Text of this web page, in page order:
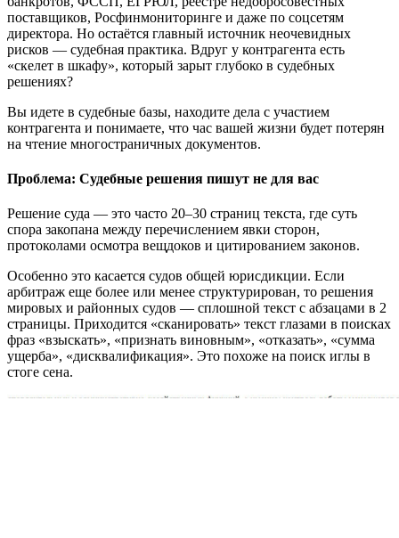
поставщиков, Росфинмониторинге и даже по соцсетям
директора. Но остаётся главный источник неочевидных
рисков — судебная практика. Вдруг у контрагента есть
«скелет в шкафу», который зарыт глубоко в судебных
решениях?
Вы идете в судебные базы, находите дела с участием
контрагента и понимаете, что час вашей жизни будет потерян
на чтение многостраничных документов.
Проблема: Судебные решения пишут не для вас
Решение суда — это часто 20–30 страниц текста, где суть
спора закопана между перечислением явки сторон,
протоколами осмотра вещдоков и цитированием законов.
Особенно это касается судов общей юрисдикции. Если
арбитраж еще более или менее структурирован, то решения
мировых и районных судов — сплошной текст с абзацами в 2
страницы. Приходится «сканировать» текст глазами в поисках
фраз «взыскать», «признать виновным», «отказать», «сумма
ущерба», «дисквалификация». Это похоже на поиск иглы в
стоге сена.